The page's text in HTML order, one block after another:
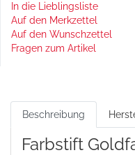
In die Lieblingsliste
Auf den Merkzettel
Auf den Wunschzettel
Fragen zum Artikel
Beschreibung
Farbstift